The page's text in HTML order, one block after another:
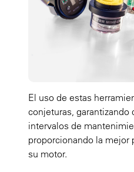
El uso de estas
conjeturas,
intervalos de
proporcionando la mejor
su motor.